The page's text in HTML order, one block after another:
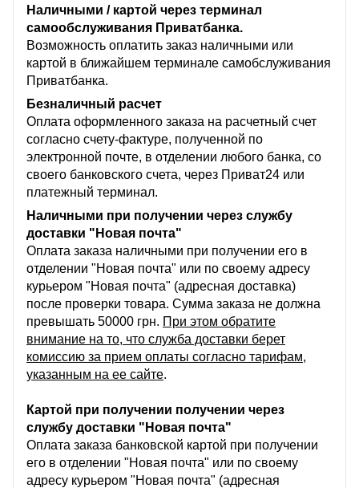
Наличными / картой через терминал
самообслуживания Приватбанка.
Возможность оплатить заказ наличными или
картой в ближайшем терминале самобслуживания
Приватбанка.
Безналичный расчет
Оплата оформленного заказа на расчетный счет
согласно счету-фактуре, полученной по
электронной почте, в отделении любого банка, со
своего банковского счета, через Приват24 или
платежный терминал.
Наличными при получении через службу
доставки "Новая почта"
Оплата заказа наличными при получении его в
отделении "Новая почта" или по своему адресу
курьером "Новая почта" (адресная доставка)
после проверки товара. Сумма заказа не должна
превышать 50000 грн. При этом обратите
внимание на то, что служба доставки берет
комиссию за прием оплаты согласно тарифам,
указанным на ее сайте.
Картой при получении получении через
службу доставки "Новая почта"
Оплата заказа банковской картой при получении
его в отделении "Новая почта" или по своему
адресу курьером "Новая почта" (адресная